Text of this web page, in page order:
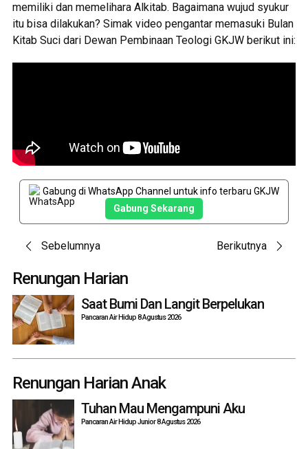
memiliki dan memelihara Alkitab. Bagaimana wujud syukur
itu bisa dilakukan? Simak video pengantar memasuki Bulan
Kitab Suci dari Dewan Pembinaan Teologi GKJW berikut ini:
Gabung di WhatsApp Channel untuk info terbaru GKJW
Gabung Sekarang
Post
navigation
Sebelumnya Berikutnya
Renungan Harian
Saat Bumi Dan Langit Berpelukan
Pancaran Air Hidup 8 Agustus 2026
Renungan Harian Anak
Tuhan Mau Mengampuni Aku
Pancaran Air Hidup Junior 8 Agustus 2026